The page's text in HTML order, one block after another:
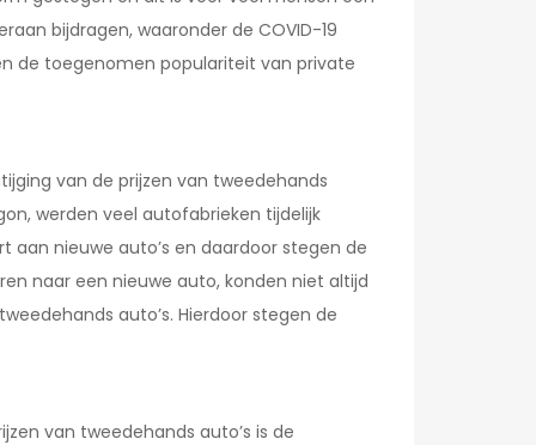
bijdragen, waaronder de COVID-19
de toegenomen populariteit van private
van de prijzen van tweedehands
werden veel autofabrieken tijdelijk
aan nieuwe auto’s en daardoor stegen de
naar een nieuwe auto, konden niet altijd
auto’s. Hierdoor stegen de
van tweedehands auto’s is de